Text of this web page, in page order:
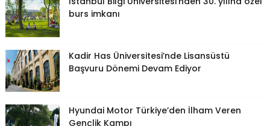
burs imkanı
Kadir Has Üniversitesi’nde Lisansüstü
Başvuru Dönemi Devam Ediyor
Hyundai Motor Türkiye’den İlham Veren
Gençlik Kampı